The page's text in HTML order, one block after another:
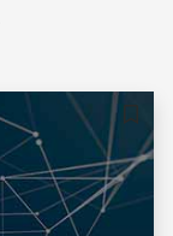
儲存